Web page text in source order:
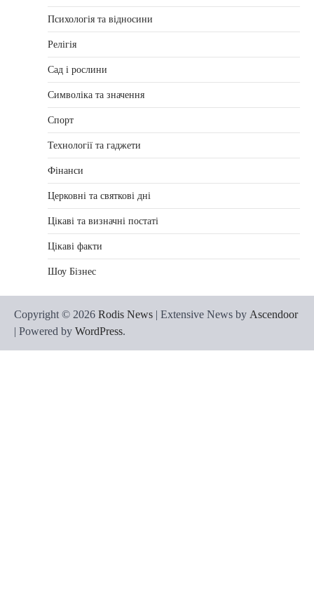
Психологія та відносини
Релігія
Сад і рослини
Символіка та значення
Спорт
Технології та гаджети
Фінанси
Церковні та святкові дні
Цікаві та визначні постаті
Цікаві факти
Шоу Бізнес
Copyright © 2026 Rodis News | Extensive News by Ascendoor
| Powered by WordPress.